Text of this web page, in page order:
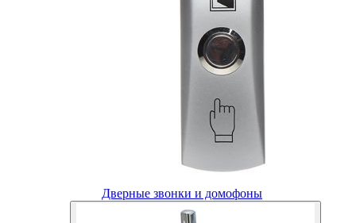
Дверные звонки и домофоны